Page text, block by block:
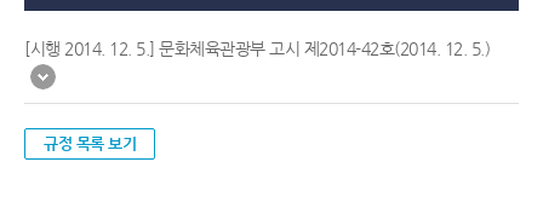
[시행 2014. 12. 5.] 문화체육관광부 고시 제2014-42호(2014. 12. 5.)
규정 목록 보기